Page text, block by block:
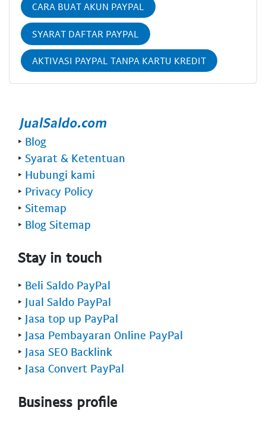
CARA BUAT AKUN PAYPAL
SYARAT DAFTAR PAYPAL
AKTIVASI PAYPAL TANPA KARTU KREDIT
‣ Blog
‣ Syarat & Ketentuan
‣ Hubungi kami
‣ Privacy Policy
‣ Sitemap
‣ Blog Sitemap
Stay in touch
‣ Beli Saldo PayPal
‣ Jual Saldo PayPal
‣ Jasa top up PayPal
‣ Jasa Pembayaran Online PayPal
‣ Jasa SEO Backlink
‣ Jasa Convert PayPal
Business profile